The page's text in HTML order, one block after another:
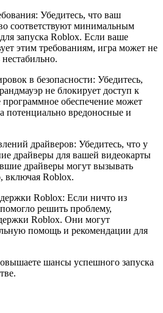
Убедитесь, что ваш
соответствуют минимальным
запуска Roblox. Если ваше
этим требованиям, игра может не
нестабильно.
в безопасности: Убедитесь,
не блокирует доступ к
обеспечение может
потенциально вредоносные и
драйверов: Убедитесь, что у
драйверы для вашей видеокарты
драйверы могут вызывать
включая Roblox.
Roblox: Если ничто из
решить проблему,
Roblox. Они могут
помощь и рекомендации для
шансы успешного запуска